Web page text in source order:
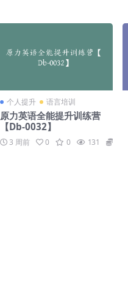
个人提升 语言培训
原力英语全能提升训练营
【Db-0032】
3 周前 0 0 131